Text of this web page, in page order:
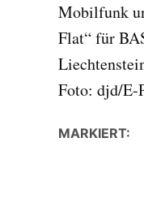
Mobilfunk
Flat“ für
Foto: djd/E-
MARKIERT: